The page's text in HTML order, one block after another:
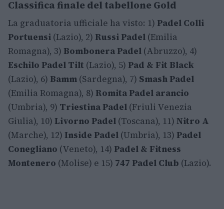
Classifica finale del tabellone Gold
La graduatoria ufficiale ha visto: 1) Padel Colli
Portuensi (Lazio), 2) Russi Padel (Emilia
Romagna), 3) Bombonera Padel (Abruzzo), 4)
Eschilo Padel Tilt (Lazio), 5) Pad & Fit Black
(Lazio), 6) Bamm (Sardegna), 7) Smash Padel
(Emilia Romagna), 8) Romita Padel arancio
(Umbria), 9) Triestina Padel (Friuli Venezia
Giulia), 10) Livorno Padel (Toscana), 11) Nitro A
(Marche), 12) Inside Padel (Umbria), 13) Padel
Conegliano (Veneto), 14) Padel & Fitness
Montenero (Molise) e 15) 747 Padel Club (Lazio).